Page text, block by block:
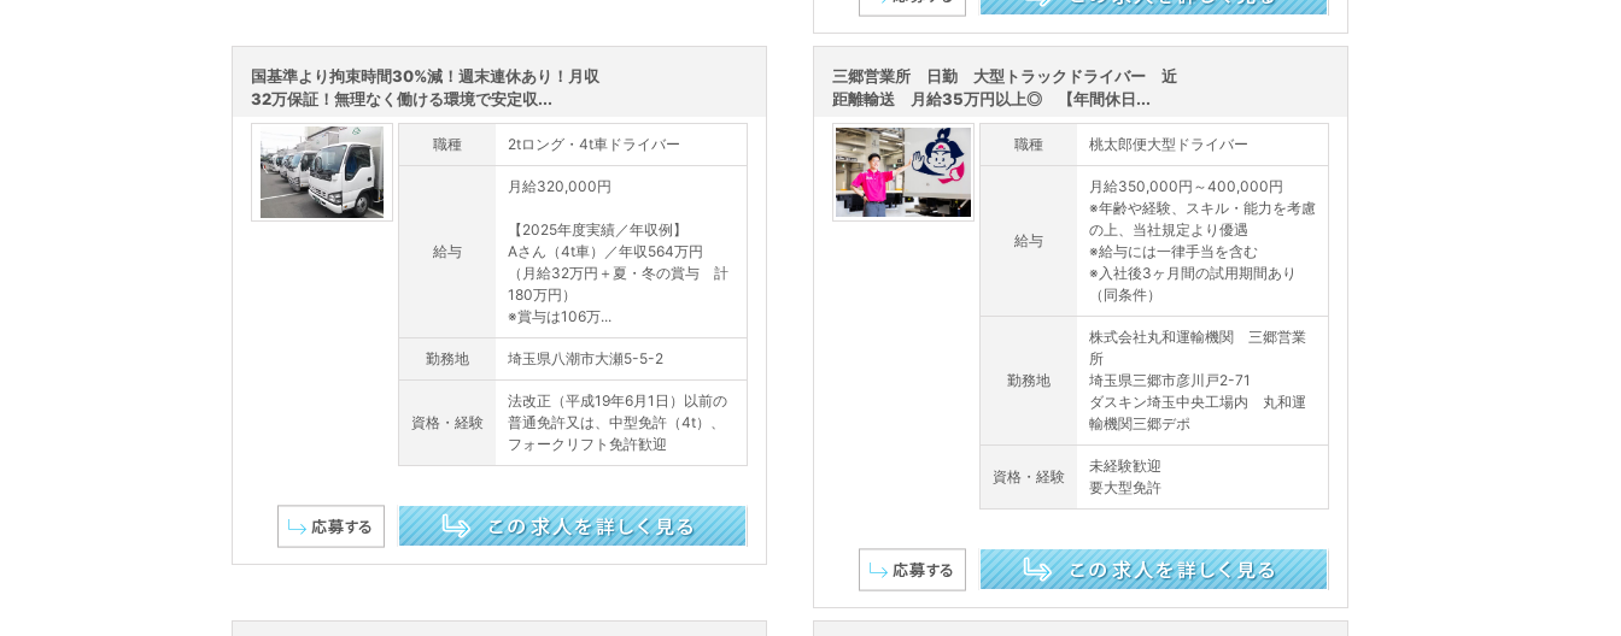
国基準より拘束時間30%減！週末連休あり！月収
32万保証！無理なく働ける環境で安定収...
職種 2tロング・4t車ドライバー
給与
月給320,000円
【2025年度実績／年収例】
Aさん（4t車）／年収564万円
（月給32万円＋夏・冬の賞与 計
180万円）
※賞与は106万...
勤務地 埼玉県八潮市大瀬5-5-2
資格・経験
法改正（平成19年6月1日）以前の
普通免許又は、中型免許（4t）、
フォークリフト免許歓迎
三郷営業所 日勤 大型トラックドライバー 近
距離輸送 月給35万円以上◎ 【年間休日...
職種 桃太郎便大型ドライバー
給与
月給350,000円～400,000円
※年齢や経験、スキル・能力を考慮
の上、当社規定より優遇
※給与には一律手当を含む
※入社後3ヶ月間の試用期間あり
（同条件）
勤務地
株式会社丸和運輸機関 三郷営業
所
埼玉県三郷市彦川戸2-71
ダスキン埼玉中央工場内 丸和運
輸機関三郷デポ
資格・経験
未経験歓迎
要大型免許